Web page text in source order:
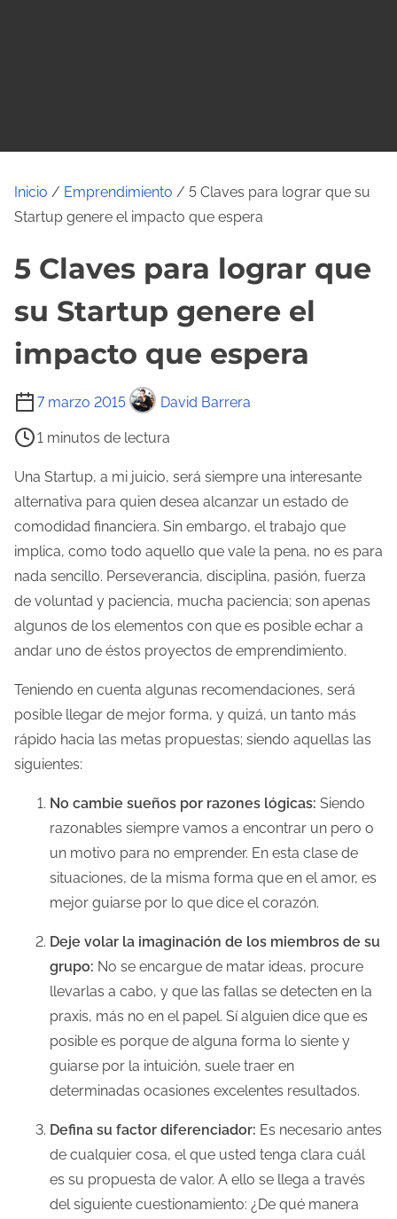
Inicio / Emprendimiento / 5 Claves para lograr que su
Startup genere el impacto que espera
5 Claves para lograr que
su Startup genere el
impacto que espera
7 marzo 2015 David Barrera
T
e
m
p
o
d
e
l
e
c
u
r
a
d
1 minutos de lectura
Una Startup, a mi juicio, será siempre una interesante
alternativa para quien desea alcanzar un estado de
comodidad financiera. Sin embargo, el trabajo que
implica, como todo aquello que vale la pena, no es para
nada sencillo. Perseverancia, disciplina, pasión, fuerza
de voluntad y paciencia, mucha paciencia; son apenas
algunos de los elementos con que es posible echar a
andar uno de éstos proyectos de emprendimiento.
Teniendo en cuenta algunas recomendaciones, será
posible llegar de mejor forma, y quizá, un tanto más
rápido hacia las metas propuestas; siendo aquellas las
siguientes:
No cambie sueños por razones lógicas: Siendo
razonables siempre vamos a encontrar un pero o
un motivo para no emprender. En esta clase de
situaciones, de la misma forma que en el amor, es
mejor guiarse por lo que dice el corazón.
Deje volar la imaginación de los miembros de su
grupo: No se encargue de matar ideas, procure
llevarlas a cabo, y que las fallas se detecten en la
praxis, más no en el papel. Sí alguien dice que es
posible es porque de alguna forma lo siente y
guiarse por la intuición, suele traer en
determinadas ocasiones excelentes resultados.
Defina su factor diferenciador: Es necesario antes
de cualquier cosa, el que usted tenga clara cuál
es su propuesta de valor. A ello se llega a través
del siguiente cuestionamiento: ¿De qué manera